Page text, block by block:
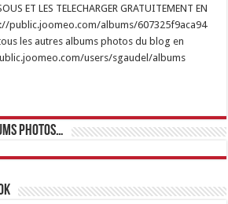
ET LES TELECHARGER GRATUITEMENT EN
public.joomeo.com/albums/607325f9aca94
les autres albums photos du blog en
users/sgaudel/albums
photos…